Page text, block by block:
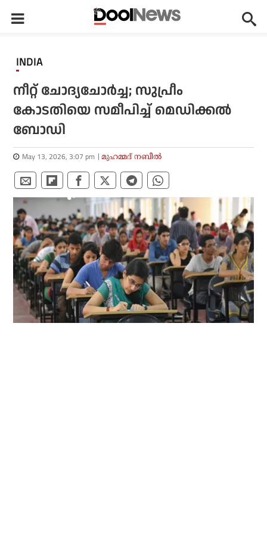
INDIA
നീറ്റ് ചോദ്യചോർച്ച; സുപ്രീം
കോടതിയെ സമീപിച്ച് മെഡിക്കൽ
ബോഡി
May 13, 2026, 3:07 pm മുഹമ്മദ് നബീല്‍